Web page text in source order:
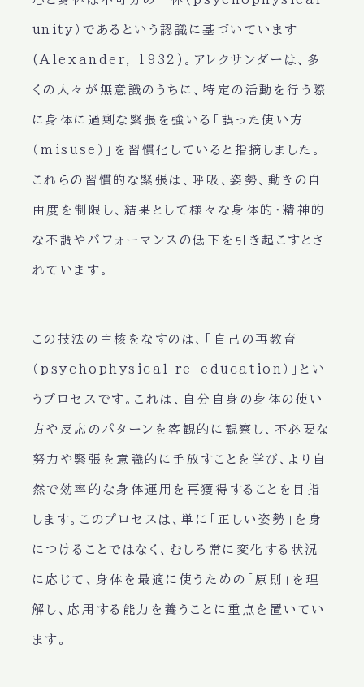
unity）であるという認識に基づいています
(Alexander, 1932)。アレクサンダーは、多
くの人々が無意識のうちに、特定の活動を行う際
に身体に過剰な緊張を強いる「誤った使い方
（misuse）」を習慣化していると指摘しました。
これらの習慣的な緊張は、呼吸、姿勢、動きの自
由度を制限し、結果として様々な身体的・精神的
な不調やパフォーマンスの低下を引き起こすとさ
れています。
この技法の中核をなすのは、「自己の再教育
（psychophysical re-education）」とい
うプロセスです。これは、自分自身の身体の使い
方や反応のパターンを客観的に観察し、不必要な
努力や緊張を意識的に手放すことを学び、より自
然で効率的な身体運用を再獲得することを目指
します。このプロセスは、単に「正しい姿勢」を身
につけることではなく、むしろ常に変化する状況
に応じて、身体を最適に使うための「原則」を理
解し、応用する能力を養うことに重点を置いてい
ます。